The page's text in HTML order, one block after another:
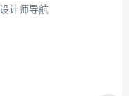
设计师导航